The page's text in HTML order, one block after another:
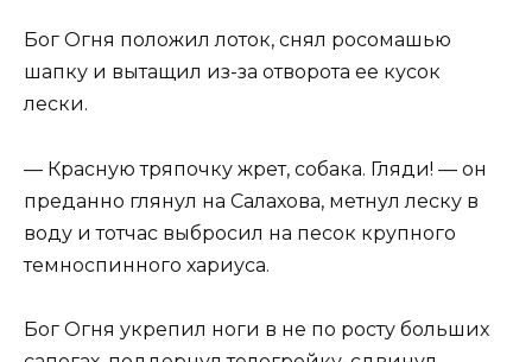
Бог Огня положил лоток, снял росомашью
шапку и вытащил из-за отворота ее кусок
лески.
— Красную тряпочку жрет, собака. Гляди! — он
преданно глянул на Салахова, метнул леску в
воду и тотчас выбросил на песок крупного
темноспинного хариуса.
Бог Огня укрепил ноги в не по росту больших